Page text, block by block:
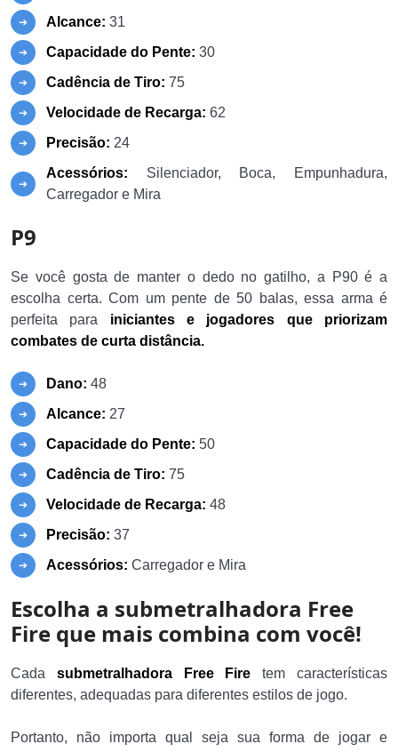
Alcance: 31
Capacidade do Pente: 30
Cadência de Tiro: 75
Velocidade de Recarga: 62
Precisão: 24
Acessórios: Silenciador, Boca, Empunhadura,
Carregador e Mira
P9
Se você gosta de manter o dedo no gatilho, a P90 é a
escolha certa. Com um pente de 50 balas, essa arma é
perfeita para iniciantes e jogadores que priorizam
combates de curta distância.
Dano: 48
Alcance: 27
Capacidade do Pente: 50
Cadência de Tiro: 75
Velocidade de Recarga: 48
Precisão: 37
Acessórios: Carregador e Mira
Escolha a submetralhadora Free
Fire que mais combina com você!
Cada submetralhadora Free Fire tem características
diferentes, adequadas para diferentes estilos de jogo.
Portanto, não importa qual seja sua forma de jogar e